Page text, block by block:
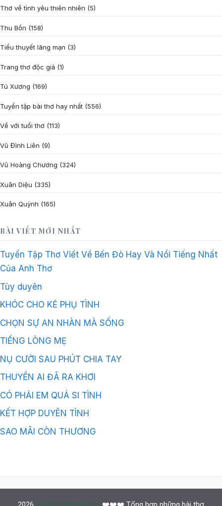
Thơ về tình yêu thiên nhiên (5)
Thu Bồn (158)
Tiểu thuyết lãng mạn (3)
Trang thơ độc giả (1)
Tú Xương (169)
Tuyển tập bài thơ hay nhất (556)
Về với tuổi thơ (113)
Vũ Đình Liên (9)
Vũ Hoàng Chương (324)
Xuân Diệu (335)
Xuân Quỳnh (165)
BÀI VIẾT MỚI NHẤT
Tuyển Tập Thơ Viết Về Bến Đò Hay Và Nổi Tiếng Nhất
Của Anh Thơ
Tùy duyên
KHÓC CHO KẺ PHỤ TÌNH
CHỌN SỰ AN NHÀN MÀ SỐNG
TIẾNG LÒNG MẸ
NỤ CƯỜI SAU PHÚT CHIA TAY
THUYỀN AI ĐÃ RA KHƠI
CÓ PHẢI EM QUÁ SI TÌNH
KẾT HỢP DUYÊN TÌNH
SAO MÃI CÒN THƯƠNG